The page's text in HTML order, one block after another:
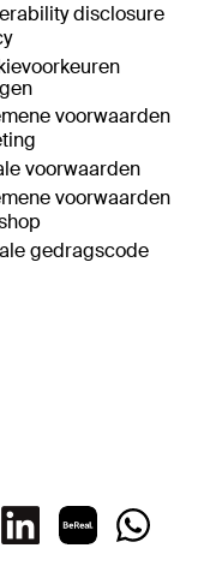
disclosure
voorwaarden
voorwaarden
voorwaarden
gedragscode